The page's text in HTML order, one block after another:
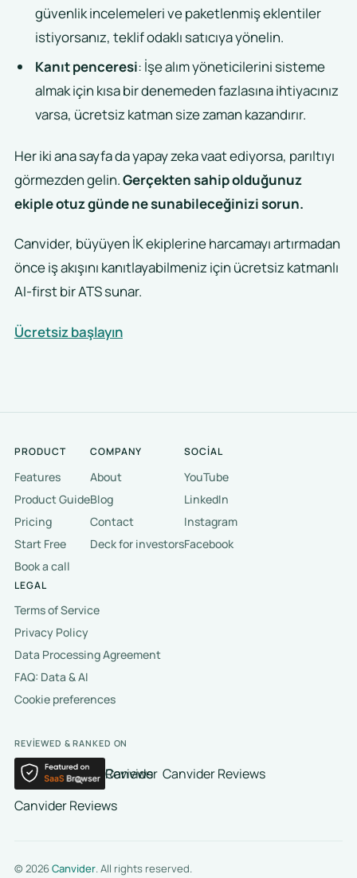
güvenlik incelemeleri ve paketlenmiş eklentiler
istiyorsanız, teklif odaklı satıcıya yönelin.
Kanıt penceresi: İşe alım yöneticilerini sisteme
almak için kısa bir denemeden fazlasına ihtiyacınız
varsa, ücretsiz katman size zaman kazandırır.
Her iki ana sayfa da yapay zeka vaat ediyorsa, parıltıyı
görmezden gelin.Gerçekten sahip olduğunuz
ekiple otuz günde ne sunabileceğinizi sorun.
Canvider, büyüyen İK ekiplerine harcamayı artırmadan
önce iş akışını kanıtlayabilmeniz için ücretsiz katmanlı
AI-first bir ATS sunar.
Ücretsiz başlayın
PRODUCT
Features
Product Guide
Pricing
Start Free
Book a call
COMPANY
About
Blog
Contact
Deck for investors
SOCIAL
YouTube
LinkedIn
Instagram
Facebook
LEGAL
Terms of Service
Privacy Policy
Data Processing Agreement
FAQ: Data & AI
Cookie preferences
REVIEWED & RANKED ON
Canvider Reviews Canvider Reviews
Canvider Reviews
© 2026Canvider. All rights reserved.